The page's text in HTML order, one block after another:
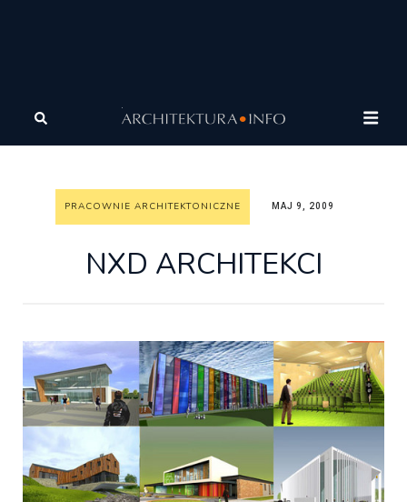
Architektura
architektoniczne
NXD ARCHITEKCI
PRACOWNIE ARCHITEKTONICZNE MAJ 9, 2009
NXD ARCHITEKCI